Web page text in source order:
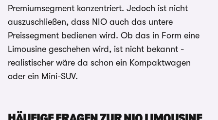
Premiumsegment konzentriert. Jedoch ist nicht
auszuschließen, dass NIO auch das untere
Preissegment bedienen wird. Ob das in Form eine
Limousine geschehen wird, ist nicht bekannt -
realistischer wäre da schon ein Kompaktwagen
oder ein Mini-SUV.